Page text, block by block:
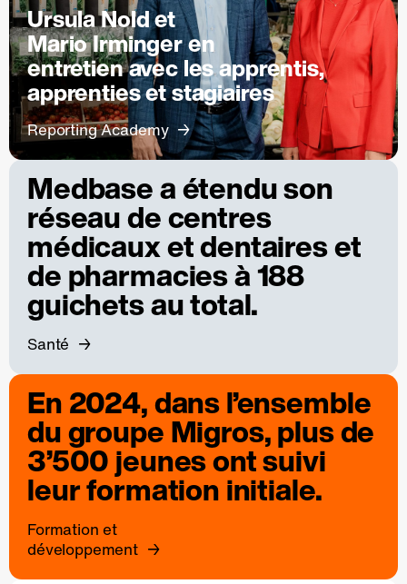
Ursula Nold et
Mario Irminger en
entretien avec les apprentis,
apprenties et stagiaires
Reporting Academy
Medbase a étendu son
réseau de centres
médicaux et dentaires et
de pharmacies à 188
guichets au total.
Santé
En 2024, dans l’ensemble
du groupe Migros, plus de
3’500 jeunes ont suivi
leur formation initiale.
Formation et
développement